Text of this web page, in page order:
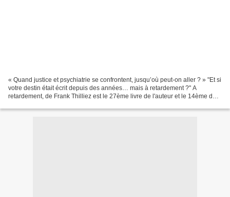
« Quand justice et psychiatrie se confrontent, jusqu’où peut-on aller ? » "Et si
votre destin était écrit depuis des années… mais à retardement ?" A
retardement, de Frank Thilliez est le 27ème livre de l'auteur et le 14ème de